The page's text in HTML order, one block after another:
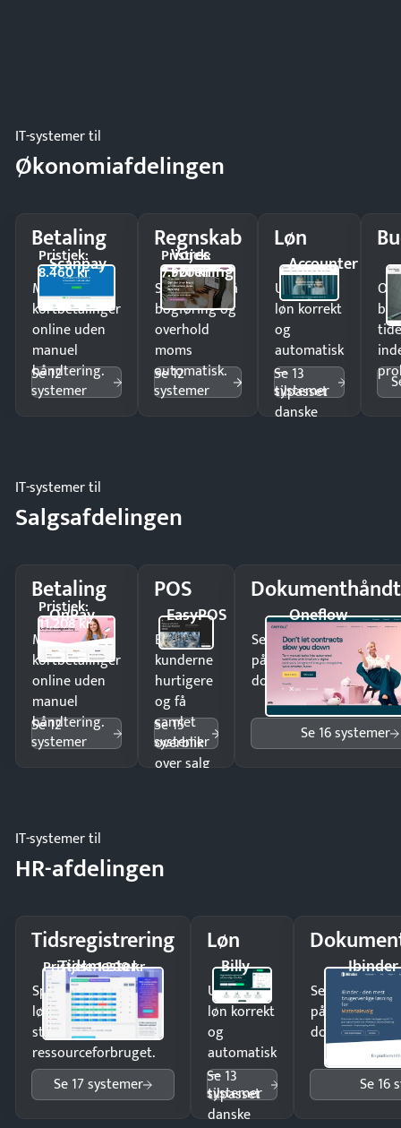
IT-systemer til
Økonomiafdelingen
Betaling
Scanpay
Pristjek:
8.460 kr
Modtag
kortbetalinger
online uden
manuel
håndtering.
Se 12
systemer
Regnskab
Vores
Forening
Pristjek:
7.920 kr
Spar timer på
bogføring og
overhold
moms
automatisk.
Se 12
systemer
Løn
Accounter
Udbetal
løn korrekt
og
automatisk
—
tilpasset
danske
Se 13
systemer
IT-systemer til
Salgsafdelingen
Betaling
OnPay
Pristjek:
11.208 kr
Modtag
kortbetalinger
online uden
manuel
håndtering.
Se 12
systemer
POS
EasyPOS
Ekspedér
kunderne
hurtigere
og få
samlet
overblik
over salg
Se 15
systemer
Oneflow
Send kontrakter til
på minutter og mist
dokumenter.
Se 16 systemer
IT-systemer til
HR-afdelingen
Tidsregistrering
Tidsmester
Pristjek: 1.200 kr
Spar tid på
lønberegning og få
styr på
ressourceforbruget.
Se 17 systemer
Løn
Billy
Udbetal
løn korrekt
og
automatisk
—
tilpasset
danske
Se 13
systemer
Ibinder
Send
på minutter
dokumenter.
Se 16